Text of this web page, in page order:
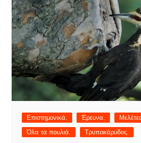
Επιστημονικά. Έρευνα.
Όλα τα πουλιά.
Τρυποκάρυδος.